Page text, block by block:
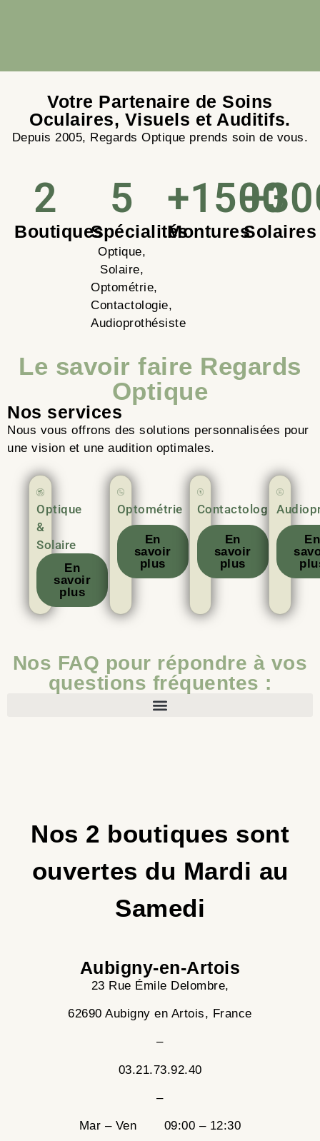
Votre Partenaire de Soins
Oculaires, Visuels et Auditifs.
Depuis 2005, Regards Optique prends soin de vous.
2
Boutiques
5
Spécialités
Optique,
Solaire,
Optométrie,
Contactologie,
Audioprothésiste
+1500
MonturesSolaires
Le savoir faire Regards
Optique
Nos services
Nous vous offrons des solutions personnalisées pour
une vision et une audition optimales.
Optique
&
Solaire
En
savoir
plus
Optométrie
En
savoir
plus
Contactologie
En
savoir
plus
En
Nos FAQ pour répondre à vos
questions fréquentes :
Nos 2 boutiques sont
ouvertes du Mardi au
Samedi
Aubigny-en-Artois
23 Rue Émile Delombre,
62690 Aubigny en Artois, France
–
03.21.73.92.40
–
Mar – Ven 09:00 – 12:30